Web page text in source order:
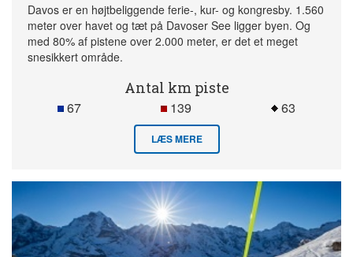
Davos er en højtbeliggende ferie-, kur- og kongresby. 1.560
meter over havet og tæt på Davoser See ligger byen. Og
med 80% af pistene over 2.000 meter, er det et meget
snesikkert område.
Antal km piste
67 139 63
LÆS MERE